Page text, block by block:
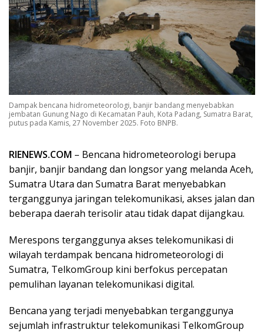
Dampak bencana hidrometeorologi, banjir bandang menyebabkan
jembatan Gunung Nago di Kecamatan Pauh, Kota Padang, Sumatra Barat,
putus pada Kamis, 27 November 2025. Foto BNPB.
RIENEWS.COM – Bencana hidrometeorologi berupa
banjir, banjir bandang dan longsor yang melanda Aceh,
Sumatra Utara dan Sumatra Barat menyebabkan
terganggunya jaringan telekomunikasi, akses jalan dan
beberapa daerah terisolir atau tidak dapat dijangkau.
Merespons terganggunya akses telekomunikasi di
wilayah terdampak bencana hidrometeorologi di
Sumatra, TelkomGroup kini berfokus percepatan
pemulihan layanan telekomunikasi digital.
Bencana yang terjadi menyebabkan terganggunya
sejumlah infrastruktur telekomunikasi TelkomGroup